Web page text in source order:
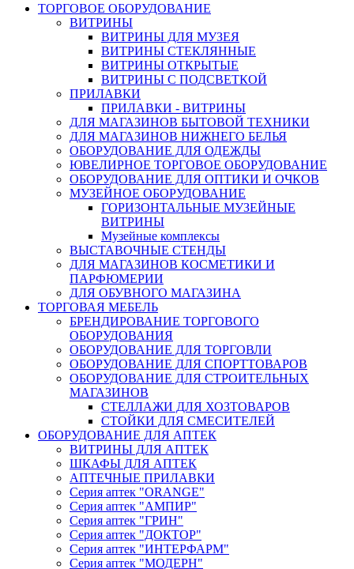
ТОРГОВОЕ ОБОРУДОВАНИЕ
ВИТРИНЫ
ВИТРИНЫ ДЛЯ МУЗЕЯ
ВИТРИНЫ СТЕКЛЯННЫЕ
ВИТРИНЫ ОТКРЫТЫЕ
ВИТРИНЫ С ПОДСВЕТКОЙ
ПРИЛАВКИ
ПРИЛАВКИ - ВИТРИНЫ
ДЛЯ МАГАЗИНОВ БЫТОВОЙ ТЕХНИКИ
ДЛЯ МАГАЗИНОВ НИЖНЕГО БЕЛЬЯ
ОБОРУДОВАНИЕ ДЛЯ ОДЕЖДЫ
ЮВЕЛИРНОЕ ТОРГОВОЕ ОБОРУДОВАНИЕ
ОБОРУДОВАНИЕ ДЛЯ ОПТИКИ И ОЧКОВ
МУЗЕЙНОЕ ОБОРУДОВАНИЕ
ГОРИЗОНТАЛЬНЫЕ МУЗЕЙНЫЕ
ВИТРИНЫ
Музейные комплексы
ВЫСТАВОЧНЫЕ СТЕНДЫ
ДЛЯ МАГАЗИНОВ КОСМЕТИКИ И
ПАРФЮМЕРИИ
ДЛЯ ОБУВНОГО МАГАЗИНА
ТОРГОВАЯ МЕБЕЛЬ
БРЕНДИРОВАНИЕ ТОРГОВОГО
ОБОРУДОВАНИЯ
ОБОРУДОВАНИЕ ДЛЯ ТОРГОВЛИ
ОБОРУДОВАНИЕ ДЛЯ СПОРТТОВАРОВ
ОБОРУДОВАНИЕ ДЛЯ СТРОИТЕЛЬНЫХ
МАГАЗИНОВ
СТЕЛЛАЖИ ДЛЯ ХОЗТОВАРОВ
СТОЙКИ ДЛЯ СМЕСИТЕЛЕЙ
ОБОРУДОВАНИЕ ДЛЯ АПТЕК
ВИТРИНЫ ДЛЯ АПТЕК
ШКАФЫ ДЛЯ АПТЕК
АПТЕЧНЫЕ ПРИЛАВКИ
Серия аптек "ORANGE"
Серия аптек "АМПИР"
Серия аптек "ГРИН"
Серия аптек "ДОКТОР"
Серия аптек "ИНТЕРФАРМ"
Серия аптек "МОДЕРН"